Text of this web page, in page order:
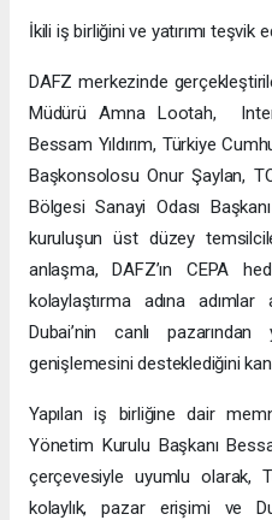
İkili iş birliğini ve yatırımı teşvik
DAFZ merkezinde
Müdürü Amna Lootah,
Bessam Yıldırım, Türkiye
Başkonsolosu Onur Şaylan,
Bölgesi Sanayi Odası
kuruluşun üst düzey
anlaşma, DAFZ’ın CEPA
kolaylaştırma adına adımlar
Dubai’nin canlı
genişlemesini desteklediğini
Yapılan iş birliğine dair
Yönetim Kurulu Başkanı
çerçevesiyle uyumlu olarak,
kolaylık, pazar erişimi ve